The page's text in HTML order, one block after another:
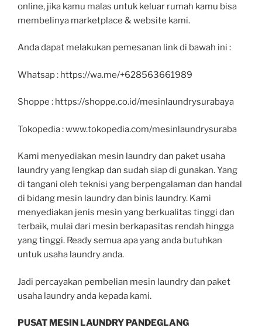
online, jika kamu malas untuk keluar rumah kamu bisa
membelinya marketplace & website kami.
Anda dapat melakukan pemesanan link di bawah ini :
Whatsap : https://wa.me/+628563661989
Shoppe : https://shoppe.co.id/mesinlaundrysurabaya
Tokopedia : www.tokopedia.com/mesinlaundrysuraba
Kami menyediakan mesin laundry dan paket usaha
laundry yang lengkap dan sudah siap di gunakan. Yang
di tangani oleh teknisi yang berpengalaman dan handal
di bidang mesin laundry dan binis laundry. Kami
menyediakan jenis mesin yang berkualitas tinggi dan
terbaik, mulai dari mesin berkapasitas rendah hingga
yang tinggi. Ready semua apa yang anda butuhkan
untuk usaha laundry anda.
Jadi percayakan pembelian mesin laundry dan paket
usaha laundry anda kepada kami.
PUSAT MESIN LAUNDRY PANDEGLANG